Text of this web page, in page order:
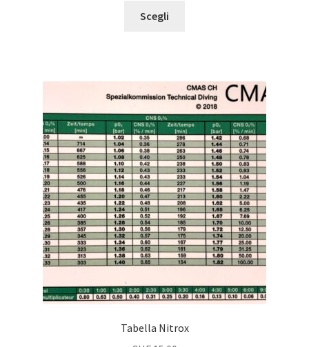
Scegli
Le
opzioni
possono
essere
scelte
nella
pagina
del
prodotto
Tabella Nitrox